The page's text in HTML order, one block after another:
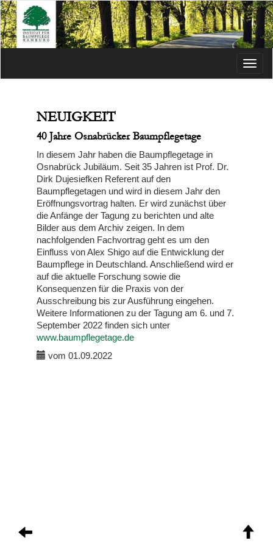
Menü
NEUIGKEIT
40 Jahre Osnabrücker Baumpflegetage
In diesem Jahr haben die Baumpflegetage in
Osnabrück Jubiläum. Seit 35 Jahren ist Prof. Dr.
Dirk Dujesiefken Referent auf den
Baumpflegetagen und wird in diesem Jahr den
Eröffnungsvortrag halten. Er wird zunächst über
die Anfänge der Tagung zu berichten und alte
Bilder aus dem Archiv zeigen. In dem
nachfolgenden Fachvortrag geht es um den
Einfluss von Alex Shigo auf die Entwicklung der
Baumpflege in Deutschland. Anschließend wird er
auf die aktuelle Forschung sowie die
Konsequenzen für die Praxis von der
Ausschreibung bis zur Ausführung eingehen.
Weitere Informationen zu der Tagung am 6. und 7.
September 2022 finden sich unter
www.baumpflegetage.de
vom 01.09.2022